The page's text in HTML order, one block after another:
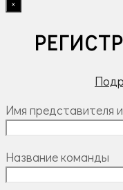
×
Имя представителя
Название команды